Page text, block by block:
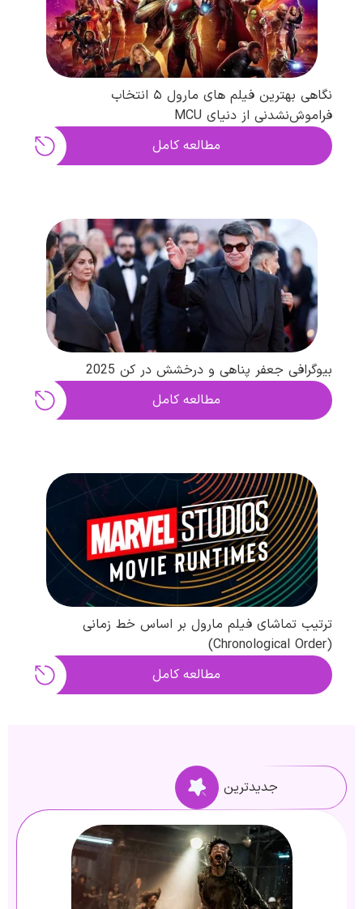
نگاهی بهترین فیلم های مارول ۵ انتخاب
فراموش‌نشدنی از دنیای MCU
مطالعه کامل
بیوگرافی جعفر پناهی و درخشش در کن 2025
مطالعه کامل
ترتیب تماشای فیلم مارول بر اساس خط زمانی
(Chronological Order)
مطالعه کامل
جدیدترین ها